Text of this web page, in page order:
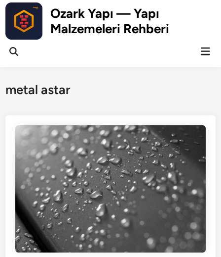
Skip
content
Ozark Yapı — Yapı
Malzemeleri Rehberi
Open
metal astar